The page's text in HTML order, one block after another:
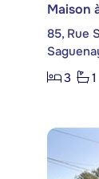
Maison
85, Rue
3
1